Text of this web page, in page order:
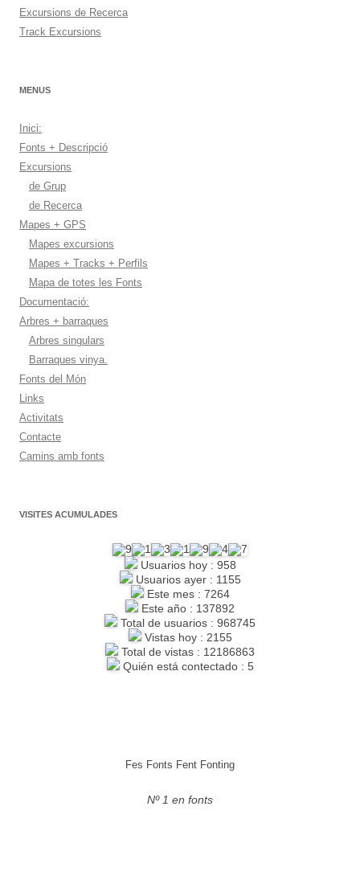
Excursions de Recerca
Track Excursions
MENUS
Inici:
Fonts + Descripció
Excursions
de Grup
de Recerca
Mapes + GPS
Mapes excursions
Mapes + Tracks + Perfils
Mapa de totes les Fonts
Documentació:
Arbres + barraques
Arbres singulars
Barraques vinya.
Fonts del Món
Links
Activitats
Contacte
Camins amb fonts
VISITES ACUMULADES
Usuarios hoy : 958
Usuarios ayer : 1155
Este mes : 7264
Este año : 137892
Total de usuarios : 968745
Vistas hoy : 2155
Total de vistas : 12186863
Quién está contectado : 5
Fes Fonts Fent Fonting
Nº 1 en fonts